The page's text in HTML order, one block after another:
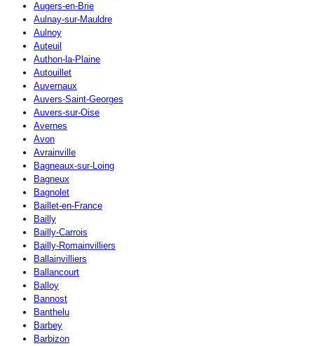
Augers-en-Brie
Aulnay-sur-Mauldre
Aulnoy
Auteuil
Authon-la-Plaine
Autouillet
Auvernaux
Auvers-Saint-Georges
Auvers-sur-Oise
Avernes
Avon
Avrainville
Bagneaux-sur-Loing
Bagneux
Bagnolet
Baillet-en-France
Bailly
Bailly-Carrois
Bailly-Romainvilliers
Ballainvilliers
Ballancourt
Balloy
Bannost
Banthelu
Barbey
Barbizon